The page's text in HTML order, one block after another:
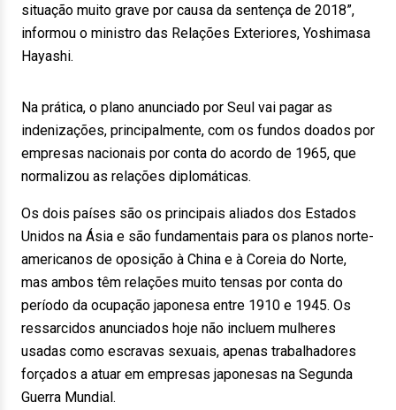
situação muito grave por causa da sentença de 2018”,
informou o ministro das Relações Exteriores, Yoshimasa
Hayashi.
Na prática, o plano anunciado por Seul vai pagar as
indenizações, principalmente, com os fundos doados por
empresas nacionais por conta do acordo de 1965, que
normalizou as relações diplomáticas.
Os dois países são os principais aliados dos Estados
Unidos na Ásia e são fundamentais para os planos norte-
americanos de oposição à China e à Coreia do Norte,
mas ambos têm relações muito tensas por conta do
período da ocupação japonesa entre 1910 e 1945. Os
ressarcidos anunciados hoje não incluem mulheres
usadas como escravas sexuais, apenas trabalhadores
forçados a atuar em empresas japonesas na Segunda
Guerra Mundial.